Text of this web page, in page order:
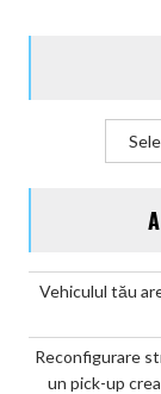
Vehiculul tău
Reconfigurare
un pick-up